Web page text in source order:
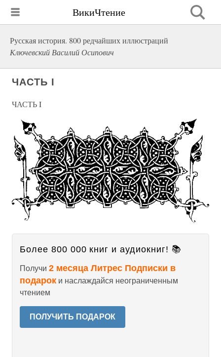
ВикиЧтение
Русская история. 800 редчайших иллюстраций
Ключевский Василий Осипович
ЧАСТЬ I
ЧАСТЬ I
Более 800 000 книг и аудиокниг! 📚
Получи 2 месяца Литрес Подписки в
подарок и наслаждайся неограниченным
чтением
ПОЛУЧИТЬ ПОДАРОК